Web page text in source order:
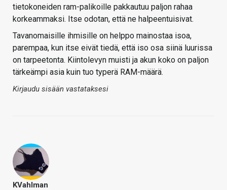
tietokoneiden ram-palikoille pakkautuu paljon rahaa
korkeammaksi. Itse odotan, että ne halpeentuisivat.
Tavanomaisille ihmisille on helppo mainostaa isoa,
parempaa, kun itse eivät tiedä, että iso osa siinä luurissa
on tarpeetonta. Kiintolevyn muisti ja akun koko on paljon
tärkeämpi asia kuin tuo typerä RAM-määrä.
Kirjaudu sisään vastataksesi
KVahlman